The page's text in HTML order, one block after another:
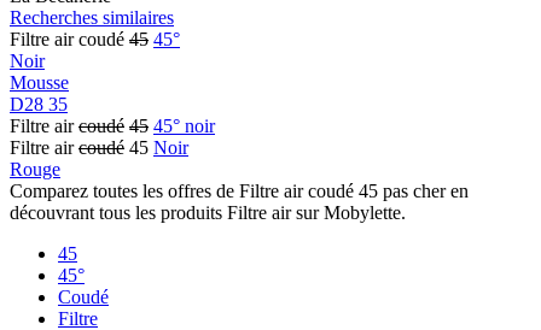
Recherches similaires
Filtre air coudé 45 45°
Noir
Mousse
D28 35
Filtre aircoudé 45 45° noir
Filtre aircoudé 45 Noir
Rouge
Comparez toutes les offres de Filtre air coudé 45 pas cher en
découvrant tous les produits Filtre air sur Mobylette.
45
45°
Coudé
Filtre